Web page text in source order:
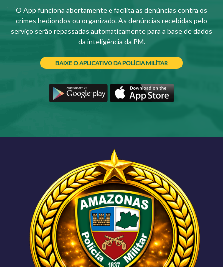
O App funciona abertamente e facilita as denúncias contra os
crimes hediondos ou organizado. As denúncias recebidas pelo
serviço serão repassadas automaticamente para a base de dados
da inteligência da PM.
BAIXE O APLICATIVO DA POLÍCIA MILÍTAR